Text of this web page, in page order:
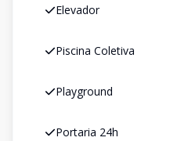
Elevador
Piscina Coletiva
Playground
Portaria 24h